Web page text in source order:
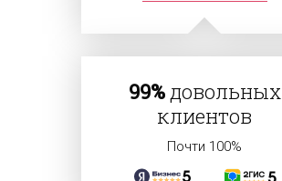
99%довольных
клиентов
Почти 100%